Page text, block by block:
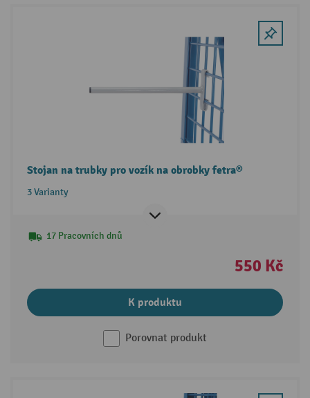
Stojan na trubky pro vozík na obrobky fetra®
3 Varianty
17 Pracovních dnů
550 Kč
K produktu
Porovnat produkt